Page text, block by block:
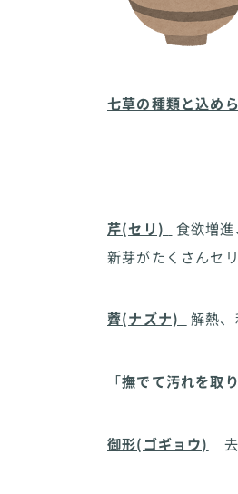
七草の種類と込め
芹(セリ)
食欲増
新芽がたくさんセ
薺(ナズナ) 解熱
「撫でて汚れを取
御形(ゴギョウ) 去